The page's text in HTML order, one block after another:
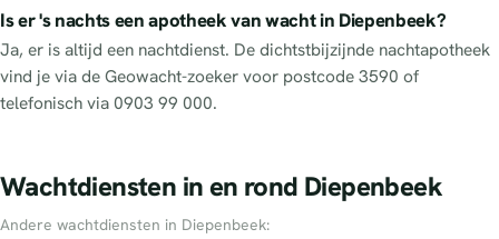
Is er 's nachts een apotheek van wacht in Diepenbeek?
Ja, er is altijd een nachtdienst. De dichtstbijzijnde nachtapotheek
vind je via de Geowacht-zoeker voor postcode 3590 of
telefonisch via 0903 99 000.
Wachtdiensten in en rond Diepenbeek
Andere wachtdiensten in Diepenbeek: